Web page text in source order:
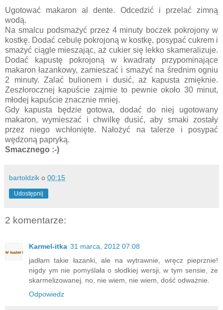
Ugotować makaron al dente. Odcedzić i przelać zimną
wodą.
Na smalcu podsmażyć przez 4 minuty boczek pokrojony w
kostkę. Dodać cebulę pokrojoną w kostkę, posypać cukrem i
smażyć ciągle mieszając, aż cukier się lekko skameralizuje.
Dodać kapustę pokrojoną w kwadraty przypominające
makaron łazankowy, zamieszać i smażyć na średnim ogniu
2 minuty. Zalać bulionem i dusić, aż kapusta zmięknie.
Zeszłorocznej kapuście zajmie to pewnie około 30 minut,
młodej kapuście znacznie mniej.
Gdy kapusta będzie gotowa, dodać do niej ugotowany
makaron, wymieszać i chwilkę dusić, aby smaki zostały
przez niego wchłonięte. Nałożyć na talerze i posypać
wędzoną papryką.
Smacznego :-)
bartoldzik o 00:15
Udostępnij
2 komentarze:
Karmel-itka 31 marca, 2012 07:08
jadłam takie łazanki, ale na wytrawnie, wręcz pieprznie!
nigdy ym nie pomyślała o słodkiej wersji, w tym sensie, że
skarmelizowanej. no, nie wiem, nie wiem, dość odważnie.
Odpowiedz